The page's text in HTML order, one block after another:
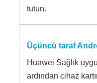
tutun.
Üçüncü taraf
Huawei Sağlık
ardından cihaz